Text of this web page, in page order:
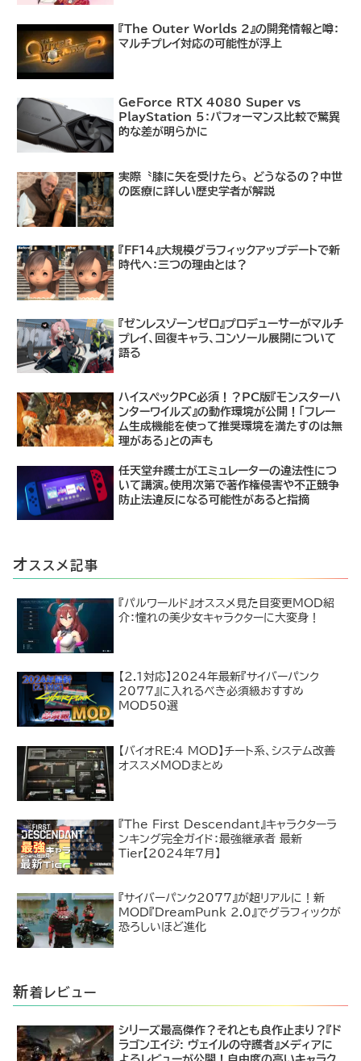
『The Outer Worlds 2』の開発情報と噂：
マルチプレイ対応の可能性が浮上
GeForce RTX 4080 Super vs
PlayStation 5：パフォーマンス比較で驚異
的な差が明らかに
実際〝膝に矢を受けたら〟どうなるの？中世
の医療に詳しい歴史学者が解説
『FF14』大規模グラフィックアップデートで新
時代へ：三つの理由とは？
『ゼンレスゾーンゼロ』プロデューサーがマルチ
プレイ、回復キャラ、コンソール展開について
語る
ハイスペックPC必須！？PC版『モンスターハ
ンターワイルズ』の動作環境が公開！「フレー
ム生成機能を使って推奨環境を満たすのは無
理がある」との声も
任天堂弁護士がエミュレーターの違法性につ
いて講演。使用次第で著作権侵害や不正競争
防止法違反になる可能性があると指摘
オ ススメ記事
『パルワールド』オススメ見た目変更MOD紹
介：憧れの美少女キャラクターに大変身！
【2.1対応】2024年最新『サイバーパンク
2077』に入れるべき必須級おすすめ
MOD50選
【バイオRE:4 MOD】チート系、システム改善
オススメMODまとめ
『The First Descendant』キャラクターラ
ンキング完全ガイド：最強継承者 最新
Tier【2024年7月】
『サイバーパンク2077』が超リアルに！新
MOD『DreamPunk 2.0』でグラフィックが
恐ろしいほど進化
新着レビュー
シリーズ最高傑作？それとも良作止まり？『ド
ラゴンエイジ: ヴェイルの守護者』メディアに